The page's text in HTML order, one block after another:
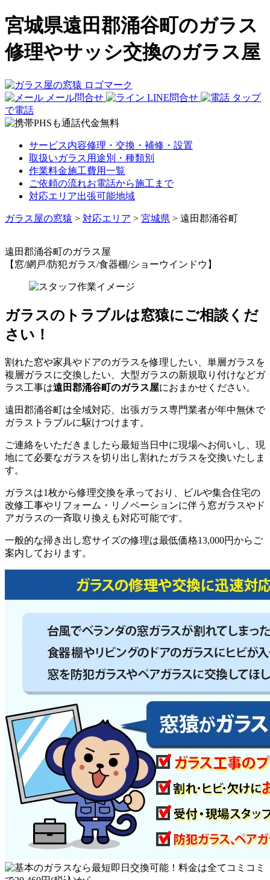
宮城県遠田郡涌谷町のガラス
修理やサッシ交換のガラス屋
メール問合せ LINE問合せ
タップ
で電話
サービス内容修理・交換・補修・設置
取扱いガラス 用途別・種類別
作業料金施工費用一覧
ご依頼の流れお電話から施工まで
対応エリア出張可能地域
ガラス屋の窓猿 > 対応エリア > 宮城県 > 遠田郡涌谷町
遠田郡涌谷町のガラス屋
【窓/網戸/防犯ガラス/食器棚/ショーウインドウ】
ガラスのトラブルは窓猿にご相談くだ
さい！
割れた窓や家具やドアのガラスを修理したい、単層ガラスを
複層ガラスに交換したい、大型ガラスの新規取り付けなどガ
ラス工事は遠田郡涌谷町のガラス屋におまかせください。
遠田郡涌谷町は全域対応、出張ガラス専門業者が年中無休で
ガラストラブルに駆けつけます。
ご連絡をいただきましたら最短当日中に現場へお伺いし、現
地にて必要なガラスを切り出し割れたガラスを交換いたしま
す。
ガラスは1枚から修理交換を承っており、ビルや集合住宅の
改修工事やリフォーム・リノベーションに伴う窓ガラスやド
アガラスの一斉取り換えも対応可能です。
一般的な掃き出し窓サイズの修理は最低価格13,000円からご
案内しております。